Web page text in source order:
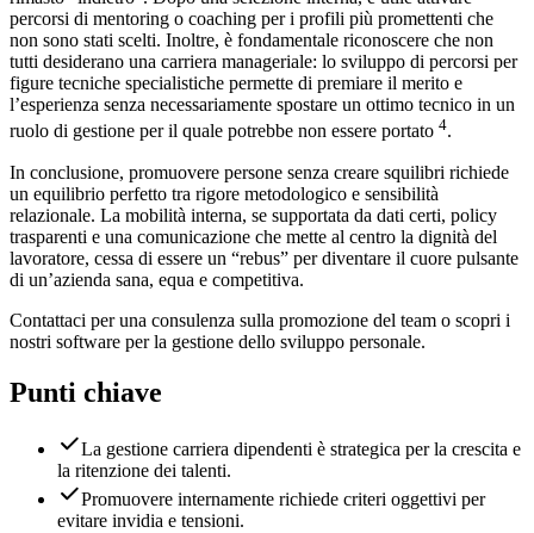
percorsi di mentoring o coaching per i profili più promettenti che
non sono stati scelti. Inoltre, è fondamentale riconoscere che non
tutti desiderano una carriera manageriale: lo sviluppo di percorsi per
figure tecniche specialistiche permette di premiare il merito e
l’esperienza senza necessariamente spostare un ottimo tecnico in un
ruolo di gestione per il quale potrebbe non essere portato 4.
In conclusione, promuovere persone senza creare squilibri richiede
un equilibrio perfetto tra rigore metodologico e sensibilità
relazionale. La mobilità interna, se supportata da dati certi, policy
trasparenti e una comunicazione che mette al centro la dignità del
lavoratore, cessa di essere un “rebus” per diventare il cuore pulsante
di un’azienda sana, equa e competitiva.
Contattaci per una consulenza sulla promozione del team o scopri i
nostri software per la gestione dello sviluppo personale.
Punti chiave
La gestione carriera dipendenti è strategica per la crescita e
la ritenzione dei talenti.
Promuovere internamente richiede criteri oggettivi per
evitare invidia e tensioni.